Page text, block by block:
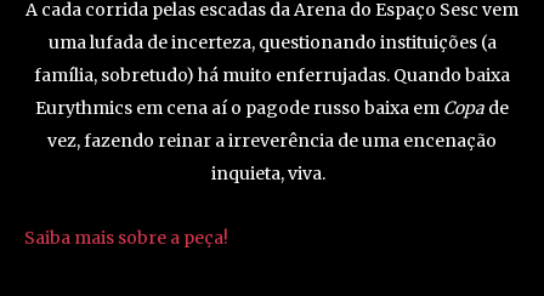
A cada corrida pelas escadas da Arena do Espaço Sesc vem
uma lufada de incerteza, questionando instituições (a
família, sobretudo) há muito enferrujadas. Quando baixa
Eurythmics em cena aí o pagode russo baixa em Copa de
vez, fazendo reinar a irreverência de uma encenação
inquieta, viva.
Saiba mais sobre a peça!